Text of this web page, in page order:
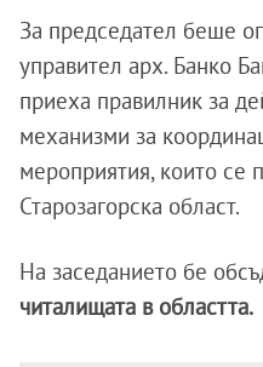
За председател беше
управител арх. Банко
приеха правилник за
механизми за
мероприятия, които се
Старозагорска област.
На заседанието бе
читалищата в областта.